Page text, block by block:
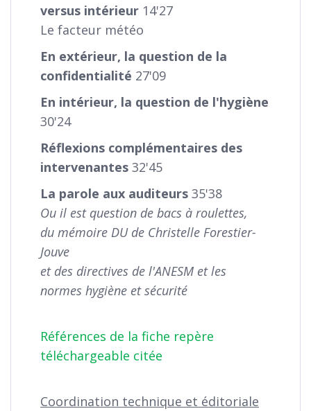
versus intérieur 14'27
Le facteur météo
En extérieur, la question de la
confidentialité 27'09
En intérieur, la question de l'hygiène
30'24
Réflexions complémentaires des
intervenantes 32'45
La parole aux auditeurs 35'38
Ou il est question de bacs à roulettes,
du mémoire DU de Christelle Forestier-
Jouve
et des directives de l'ANESM et les
normes hygiène et sécurité
Références de la fiche repère
téléchargeable citée
Coordination technique et éditoriale